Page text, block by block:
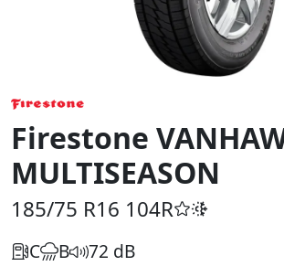
Firestone
MULTISEASON
185/75 R16 104R
C B 72 dB